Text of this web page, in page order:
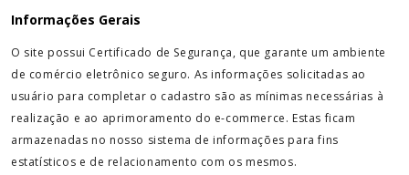
Informações Gerais
O site possui Certificado de Segurança, que garante um ambiente
de comércio eletrônico seguro. As informações solicitadas ao
usuário para completar o cadastro são as mínimas necessárias à
realização e ao aprimoramento do e-commerce. Estas ficam
armazenadas no nosso sistema de informações para fins
estatísticos e de relacionamento com os mesmos.